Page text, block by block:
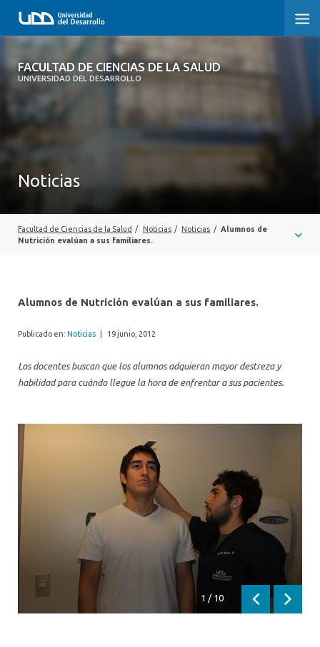
FACULTAD DE CIENCIAS DE LA SALUD
UNIVERSIDAD DEL DESARROLLO
FACULTAD DE CIENCIAS DE LA SALUD
CLÍNICA ERNESTO SILVA B.
Noticias
Facultad de Ciencias de la Salud / Noticias / Noticias / Alumnos de
Nutrición evalúan a sus familiares.
Alumnos de Nutrición evalúan a sus familiares.
Publicado en: Noticias 19 junio, 2012
Los docentes buscan que los alumnos adquieran mayor destreza y
habilidad para cuándo llegue la hora de enfrentar a sus pacientes.
1 / 10
Anterior